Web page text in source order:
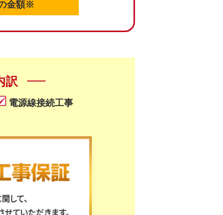
金額※
訳
電源線接続工事